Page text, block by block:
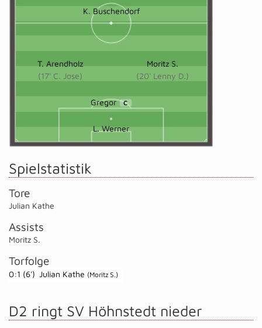
K. Buschendorf
T. Arendholz
(17' C. Jose)
Moritz S.
(20' Lenny D.)
Gregor C
L. Werner
Spielstatistik
Tore
Julian Kathe
Assists
Moritz S.
Torfolge
0:1 (6') Julian Kathe (Moritz S.)
D2 ringt SV Höhnstedt nieder